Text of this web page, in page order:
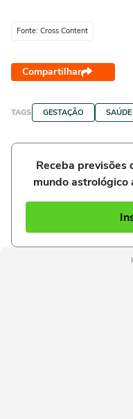
Fonte: Cross Content
Compartilhar
TAGS GESTAÇÃO SAÚDE
Receba
mundo astrológico